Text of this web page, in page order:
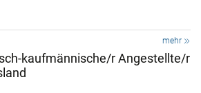
mehr
kaufmännische/r Angestellte/r